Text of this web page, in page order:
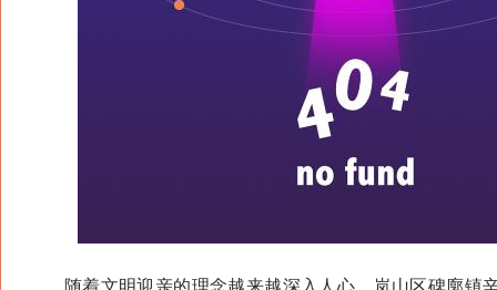
随着文明迎亲的理念越来越深入人心，岚山区碑廓镇